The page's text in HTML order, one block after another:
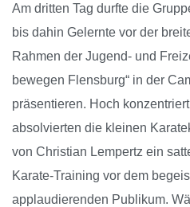
Am dritten Tag durfte die
bis dahin Gelernte vor der
Rahmen der Jugend- und
bewegen Flensburg“ in der
präsentieren. Hoch
absolvierten die kleinen
von Christian Lempertz ein
Karate-Training vor dem
applaudierenden Publikum.